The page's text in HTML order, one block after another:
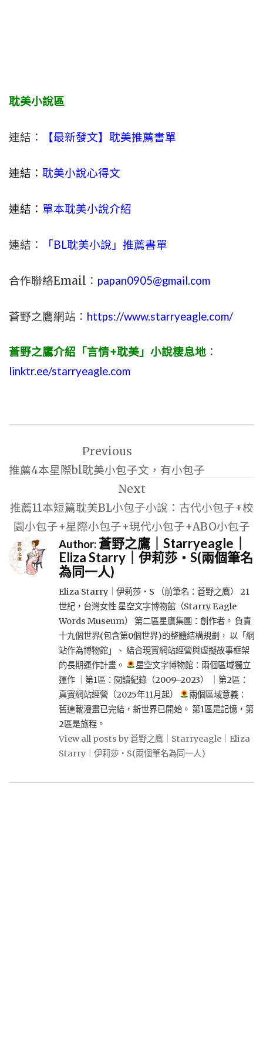
耽美小說區
連結： 【最新發文】耽美推薦書單
連結： 耽美小說心得文
連結： 單本耽美小說介紹
連結： 「BL耽美小說」推薦書單
合作聯絡Email： papan0905@gmail.com
蒼野之鷹網站： https://www.starryeagle.com/
蒼野之鷹介紹「言情+耽美」小說棲息地 ：
linktr.ee/starryeagle.com
導
覽
Previous
推薦4本星際bl耽美小包子文，有小包子
Next
推薦11本短篇耽美BL小包子小說：古代小包子+校
園小包子+星際小包子+現代小包子+ABO小包子
Author:蒼野之鷹｜Starryeagle｜
Eliza Starry｜伊莉莎・S(兩個筆名
為同一人)
Eliza Starry｜伊莉莎・S （前筆名：蒼野之鷹） 21
世紀，台灣女性 星空文字博物館（Starry Eagle
Words Museum） 第二區星鷹集團：創作者。 負責
十九個世界(包含第0個世界)的整體結構規劃， 以「網
站作為博物館」、 結合現實網站經營與虛擬故事框架
的長期運作計畫。
星空文字博物館：兩個區域獨立
運作 ｜第1區：閱讀紀錄（2009–2023） ｜第2區：
真實網站經營（2025年11月起）
兩個區域意義：
舊連載漫畫已完結，新世界已開始。 第1區是記憶，第
2區是旅程。
View all posts by 蒼野之鷹｜Starryeagle｜Eliza
Starry｜伊莉莎・S(兩個筆名為同一人)